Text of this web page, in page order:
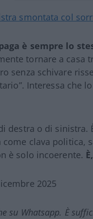
smontata col
è sempre lo
tornare a casa
senza schivare
Interessa che
destra o di
come clava politica,
è solo incoerente.
2025
su Whatsapp. È